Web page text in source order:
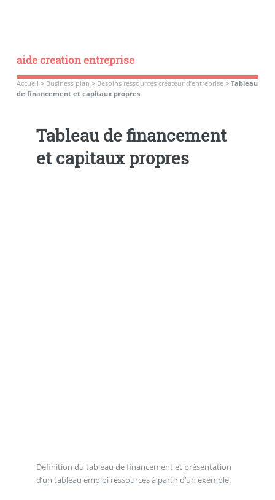
aide creation entreprise
Accueil > Business plan > Besoins ressources créateur d’entreprise> Tableau
de financement et capitaux propres
Tableau de financement
et capitaux propres
Définition du tableau de financement et présentation
d’un tableau emploi ressources à partir d’un exemple.